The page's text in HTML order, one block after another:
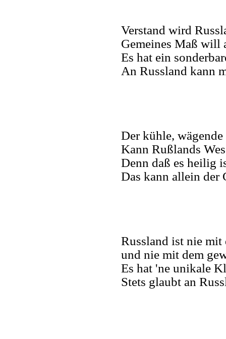
Verstand wird
Gemeines Maß will
Es hat ein
An Russland kann
Der kühle, wägende
Kann Rußlands
Denn daß es heilig
Das kann allein der
Russland ist nie mit
und nie mit dem
Es hat 'ne unikale
Stets glaubt an